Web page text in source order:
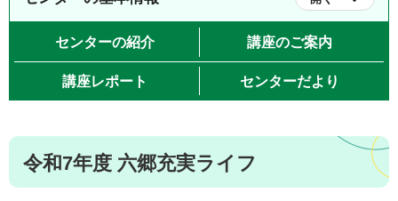
センターの紹介 講座のご案内
講座レポート センターだより
令和7年度 六郷充実ライフ